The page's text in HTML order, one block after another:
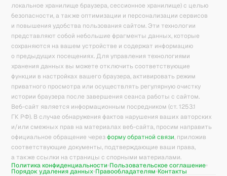
локальное хранилище браузера, сессионное хранилище) с целью
безопасности, а также оптимизации и персонализации сервисов
и повышения удобства пользования сайтом. Эти технологии
представляют собой небольшие фрагменты данных, которые
сохраняются на вашем устройстве и содержат информацию
о предыдущих посещениях. Для управления технологиями
хранения данных вы можете отключить соответствующие
функции в настройках вашего браузера, активировать режим
приватного просмотра или осуществлять регулярную очистку
истории браузера после завершения сеанса работы с сайтом.
Веб-сайт является информационным посредником (ст. 1253.1
ГК РФ). В случае обнаружения фактов нарушения ваших авторских
и/или смежных прав на материалах веб-сайта, просим направить
официальное обращение через форму обратной связи, приложив
соответствующие документы, подтверждающие ваши права,
а также ссылки на страницы с спорными материалами.
Политика конфиденциальности Пользовательское соглашение
Порядок удаления данных Правообладателям Контакты